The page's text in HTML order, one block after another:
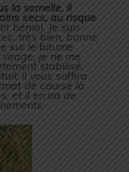
la semelle, il
secs, au risque
bémol. Je suis
très bien, bonne
sur le bitume
je ne me
stabilisé.
il vous suffira
de course la
et il en ira de